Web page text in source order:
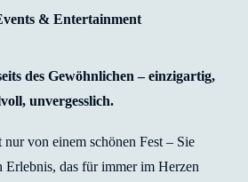
& Entertainment
des Gewöhnlichen – einzigartig,
unvergesslich.
nur von einem schönen Fest – Sie
Erlebnis, das für immer im Herzen